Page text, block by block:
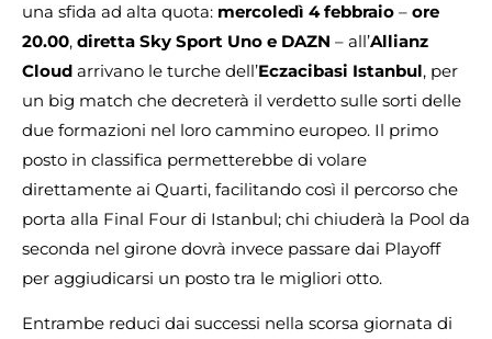
una sfida ad alta quota: mercoledì 4 febbraio – ore
20.00, diretta Sky Sport Uno e DAZN – all’Allianz
Cloud arrivano le turche dell’Eczacibasi Istanbul, per
un big match che decreterà il verdetto sulle sorti delle
due formazioni nel loro cammino europeo. Il primo
posto in classifica permetterebbe di volare
direttamente ai Quarti, facilitando così il percorso che
porta alla Final Four di Istanbul; chi chiuderà la Pool da
seconda nel girone dovrà invece passare dai Playoff
per aggiudicarsi un posto tra le migliori otto.
Entrambe reduci dai successi nella scorsa giornata di